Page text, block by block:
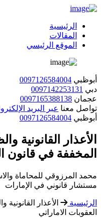
الرئيسية
المقالات
الموقع الرئيسي
أبوظبي 0097126584004
دبي 0097142253131
عجمان 0097165388138
تواصل معنا عبر البريد
أبوظبي 0097126584004
الأعذار القانونية
المخففة في قانون
محمد المرزوقي للمحاماة
مستشار قانوني في الإمارات
الرئيسية
الأعذار
العقوبات الاماراتي